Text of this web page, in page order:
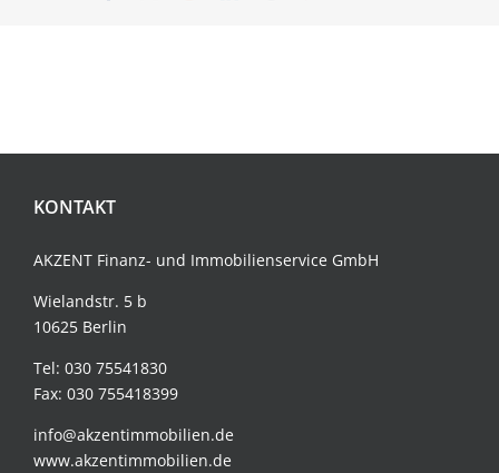
KONTAKT
AKZENT Finanz- und Immobilienservice GmbH
Wielandstr. 5 b
10625 Berlin
Tel: 030 75541830
Fax: 030 755418399
info@akzentimmobilien.de
www.akzentimmobilien.de